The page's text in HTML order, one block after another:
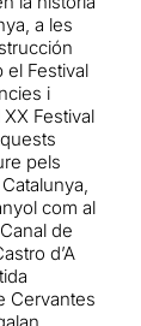
a les
el Festival
i
XX Festival
pels
com al
de
d’A
Cervantes